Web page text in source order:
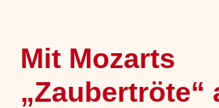
Mit Mozarts
„Zaubertröte“